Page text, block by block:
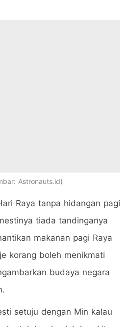
Astronauts.id
Raya tanpa hidangan pagi
tiada tandinganya
makanan pagi Raya
korang boleh menikmati
budaya negara
setuju dengan Min kalau